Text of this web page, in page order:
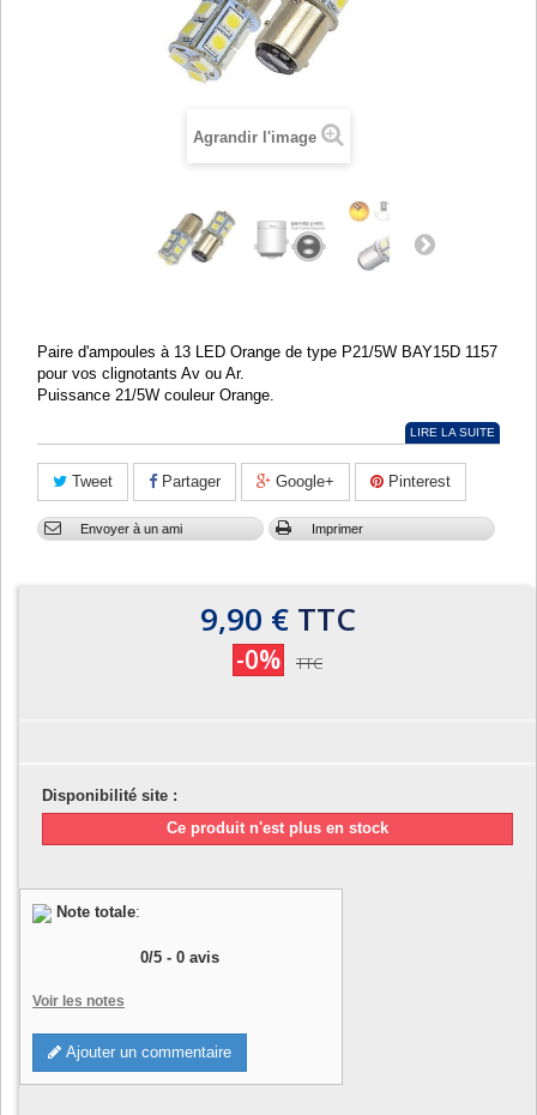
Agrandir l'image
Paire d'ampoules à 13 LED Orange de type P21/5W BAY15D 1157
pour vos clignotants Av ou Ar.
Puissance 21/5W couleur Orange.
LIRE LA SUITE
Tweet Partager Google+ Pinterest
Envoyer à un ami Imprimer
9,90 €TTC
-0% TTC
Disponibilité site :
Ce produit n'est plus en stock
Note totale:
0/5 - 0 avis
Voir les notes
Ajouter un commentaire